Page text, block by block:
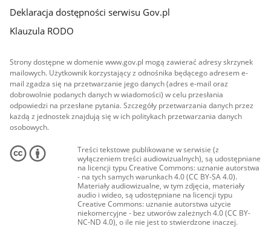
Deklaracja dostępności serwisu Gov.pl
Klauzula RODO
Strony dostępne w domenie www.gov.pl mogą zawierać adresy skrzynek
mailowych. Użytkownik korzystający z odnośnika będącego adresem e-
mail zgadza się na przetwarzanie jego danych (adres e-mail oraz
dobrowolnie podanych danych w wiadomości) w celu przesłania
odpowiedzi na przesłane pytania. Szczegóły przetwarzania danych przez
każdą z jednostek znajdują się w ich politykach przetwarzania danych
osobowych.
Treści tekstowe publikowane w serwisie (z
wyłączeniem treści audiowizualnych), są udostępniane
na licencji typu Creative Commons: uznanie autorstwa
- na tych samych warunkach 4.0 (CC BY-SA 4.0).
Materiały audiowizualne, w tym zdjęcia, materiały
audio i wideo, są udostępniane na licencji typu
Creative Commons: uznanie autorstwa użycie
niekomercyjne - bez utworów zależnych 4.0 (CC BY-
NC-ND 4.0), o ile nie jest to stwierdzone inaczej.